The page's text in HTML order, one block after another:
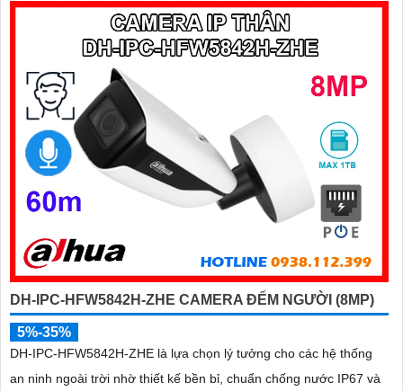
sát ngoài trời, hỗ trợ tính năng quản lý chỗ đỗ xe hiệu quả cho các
DH-IPC-HFW5842H-ZHE CAMERA ĐẾM NGƯỜI (8MP)
5%-35%
DH-IPC-HFW5842H-ZHE là lựa chọn lý tưởng cho các hệ thống
an ninh ngoài trời nhờ thiết kế bền bỉ, chuẩn chống nước IP67 và